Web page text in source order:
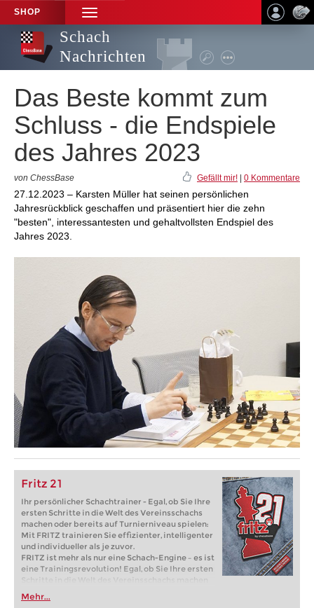
SHOP
TOGGLE
NAVIGATION
Schach
Nachrichten
Das Beste kommt zum
Schluss - die Endspiele
des Jahres 2023
von ChessBase Gefällt mir! 0 Kommentare
27.12.2023 – Karsten Müller hat seinen persönlichen
Jahresrückblick geschaffen und präsentiert hier die zehn
"besten", interessantesten und gehaltvollsten Endspiel des
Jahres 2023.
Fritz 21
Ihr persönlicher Schachtrainer - Egal, ob Sie Ihre
ersten Schritte in die Welt des Vereinsschachs
machen oder bereits auf Turnierniveau spielen:
Mit FRITZ trainieren Sie effizienter, intelligenter
und individueller als je zuvor.
FRITZ ist mehr als nur eine Schach-Engine – es ist
eine Trainingsrevolution! Egal, ob Sie Ihre ersten
Schritte in die Welt des Vereinsschachs machen
oder bereits auf Turnierniveau spielen: Mit
FRITZ trainieren Sie effizienter, intelligenter und
Mehr...